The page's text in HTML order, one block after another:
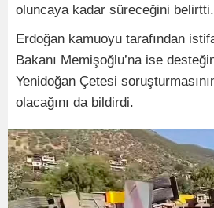
oluncaya kadar süreceğini belirtti.
Erdoğan kamuoyu tarafından
Bakanı Memişoğlu’na ise
Yenidoğan Çetesi
olacağını da bildirdi.